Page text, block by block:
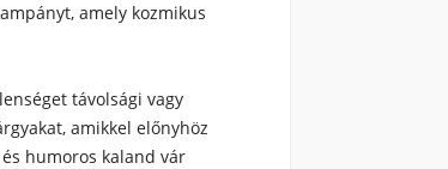
amely kozmikus
távolsági vagy
amikkel előnyhöz
humoros kaland vár